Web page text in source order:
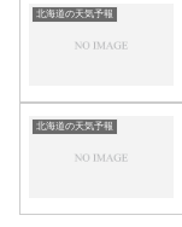
北海道の天気予報
北海道の天気予報